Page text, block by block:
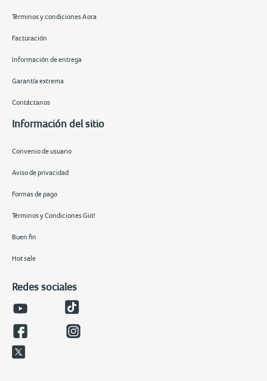
Términos y condiciones Aora
Facturación
Información de entrega
Garantía extrema
Contáctanos
Información del sitio
Convenio de usuario
Aviso de privacidad
Formas de pago
Términos y Condiciones Giit!
Buen fin
Hot sale
Redes sociales